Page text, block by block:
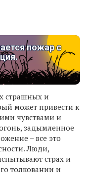
пожар с
страшных и
может привести к
чувствами и
задымленное
– все это
Люди,
страх и
толковании и